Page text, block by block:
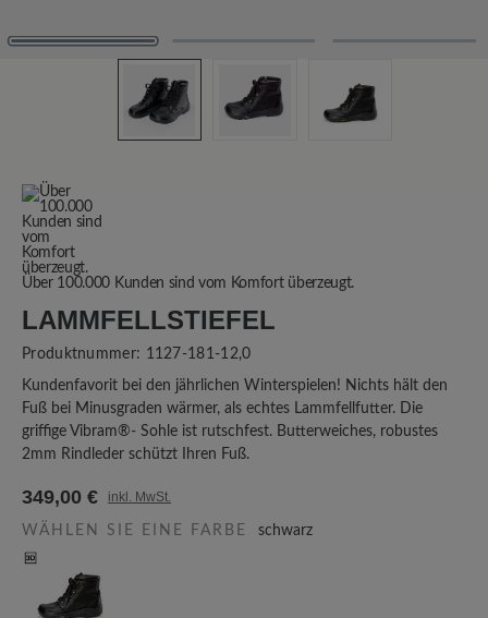
Über 100.000 Kunden sind vom Komfort überzeugt.
LAMMFELLSTIEFEL
Produktnummer: 1127-181-12,0
Kundenfavorit bei den jährlichen Winterspielen! Nichts hält den
Fuß bei Minusgraden wärmer, als echtes Lammfellfutter. Die
griffige Vibram®- Sohle ist rutschfest. Butterweiches, robustes
2mm Rindleder schützt Ihren Fuß.
349,00 € inkl. MwSt.
WÄHLEN SIE EINE FARBE schwarz